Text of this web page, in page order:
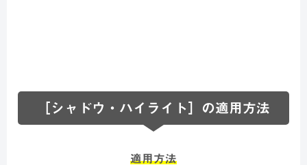
［シャドウ・ハイライト］の適用方法
適用方法